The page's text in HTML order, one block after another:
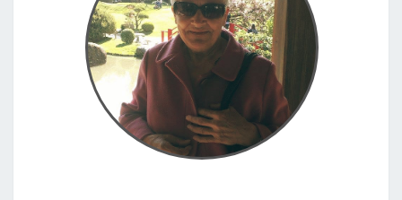
En Toulouse con Mme Lafont
Toulouse, Francia, 20.04.2017